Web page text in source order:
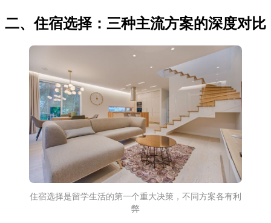
二、住宿选择：三种主流方案的深度对比
住宿选择是留学生活的第一个重大决策，不同方案各有利
弊